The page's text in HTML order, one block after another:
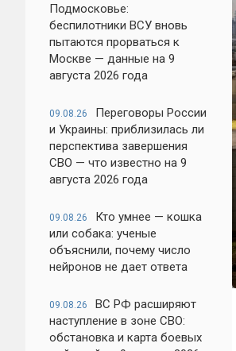
Подмосковье:
беспилотники ВСУ вновь
пытаются прорваться к
Москве — данные на 9
августа 2026 года
09.08.26
Переговоры России
и Украины: приблизилась ли
перспектива завершения
СВО — что известно на 9
августа 2026 года
09.08.26
Кто умнее — кошка
или собака: ученые
объяснили, почему число
нейронов не дает ответа
09.08.26
ВС РФ расширяют
наступление в зоне СВО:
обстановка и карта боевых